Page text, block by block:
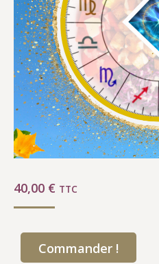
40,00 € TTC
Commander !